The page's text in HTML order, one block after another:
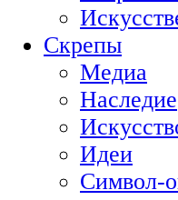
Скрепы
Медиа
Наследие
Идеи
Символ-